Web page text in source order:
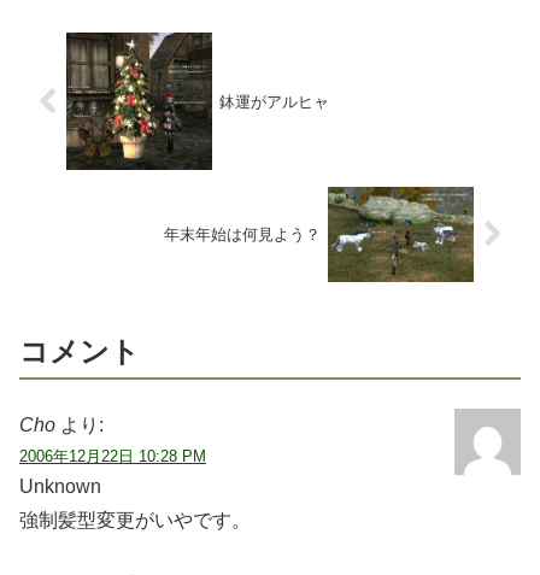
鉢運がアルヒャ
年末年始は何見よう？
コメント
Cho より:
2006年12月22日 10:28 PM
Unknown
強制髪型変更がいやです。